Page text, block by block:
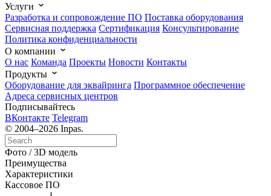
Услуги
Разработка и сопровождение ПО Поставка оборудования
Сервисная поддержка Cертификация Консультирование
Политика конфиденциальности
О компании
О нас Команда Проекты Новости Контакты
Продукты
Оборудование для эквайринга Программное обеспечение
Адреса сервисных центров
Подписывайтесь
ВКонтакте Telegram
© 2004–2026 Inpas.
Фото / 3D модель
Преимущества
Характеристики
Кассовое ПО